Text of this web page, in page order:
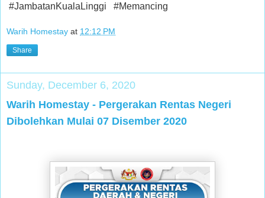
#JambatanKualaLinggi #Memancing
Warih Homestay at 12:12 PM
Share
Sunday, December 6, 2020
Warih Homestay - Pergerakan Rentas Negeri
Dibolehkan Mulai 07 Disember 2020